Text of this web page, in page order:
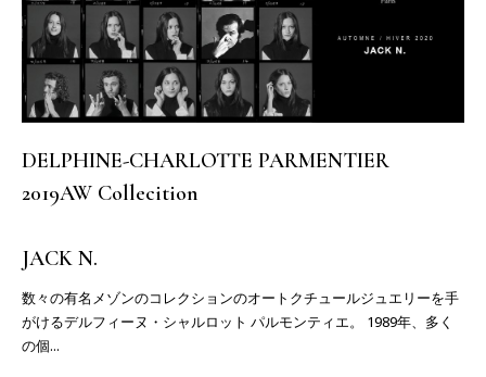
DELPHINE-CHARLOTTE PARMENTIER
2019AW Collecition
JACK N.
数々の有名メゾンのコレクションのオートクチュールジュエリーを手
がけるデルフィーヌ・シャルロット パルモンティエ。 1989年、多く
の個...